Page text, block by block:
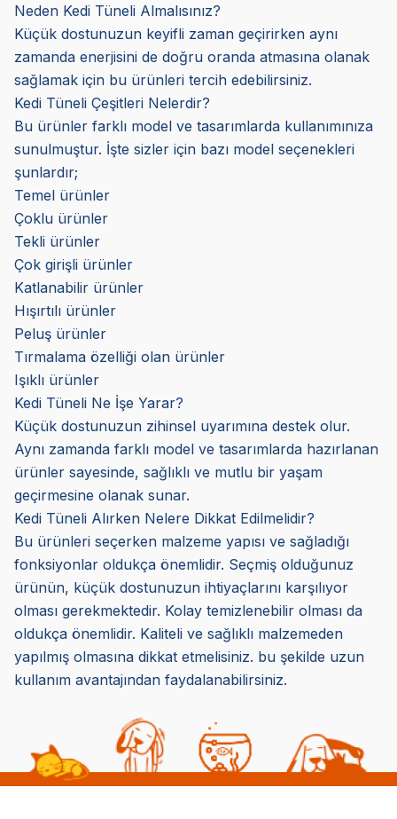
Neden Kedi Tüneli Almalısınız?
Küçük dostunuzun keyifli zaman geçirirken aynı
zamanda enerjisini de doğru oranda atmasına olanak
sağlamak için bu ürünleri tercih edebilirsiniz.
Kedi Tüneli Çeşitleri Nelerdir?
Bu ürünler farklı model ve tasarımlarda kullanımınıza
sunulmuştur. İşte sizler için bazı model seçenekleri
şunlardır;
Temel ürünler
Çoklu ürünler
Tekli ürünler
Çok girişli ürünler
Katlanabilir ürünler
Hışırtılı ürünler
Peluş ürünler
Tırmalama özelliği olan ürünler
Işıklı ürünler
Kedi Tüneli Ne İşe Yarar?
Küçük dostunuzun zihinsel uyarımına destek olur.
Aynı zamanda farklı model ve tasarımlarda hazırlanan
ürünler sayesinde, sağlıklı ve mutlu bir yaşam
geçirmesine olanak sunar.
Kedi Tüneli Alırken Nelere Dikkat Edilmelidir?
Bu ürünleri seçerken malzeme yapısı ve sağladığı
fonksiyonlar oldukça önemlidir. Seçmiş olduğunuz
ürünün, küçük dostunuzun ihtiyaçlarını karşılıyor
olması gerekmektedir. Kolay temizlenebilir olması da
oldukça önemlidir. Kaliteli ve sağlıklı malzemeden
yapılmış olmasına dikkat etmelisiniz. bu şekilde uzun
kullanım avantajından faydalanabilirsiniz.